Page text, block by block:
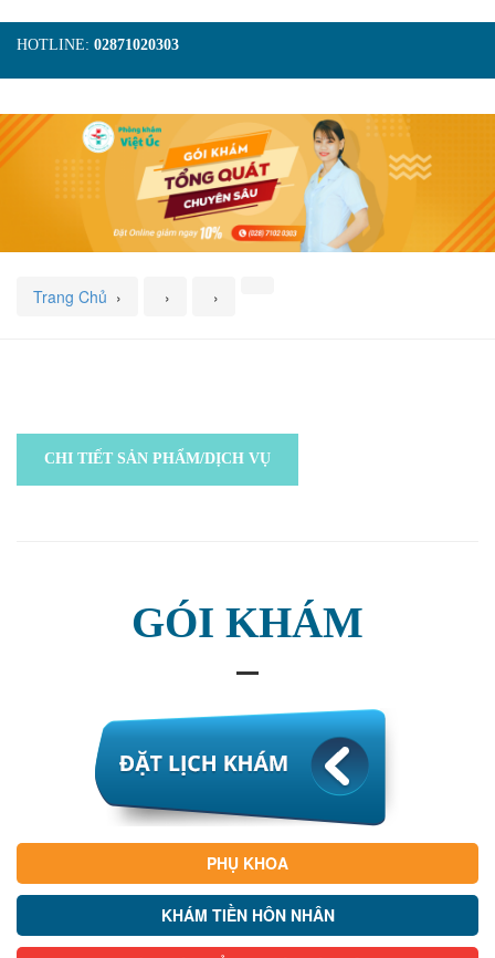
HOTLINE: 02871020303
TRANG CHỦ
GIỚI THIỆU
TIN TỨC
DỊCH VỤ
GÓI KHÁM
HÌNH ẢNH
LIÊN HỆ
ĐẶT LỊCH KHÁM
Trang Chủ › › ›
CHI TIẾT SẢN PHẨM/DỊCH VỤ
GÓI KHÁM
PHỤ KHOA
KHÁM TIỀN HÔN NHÂN